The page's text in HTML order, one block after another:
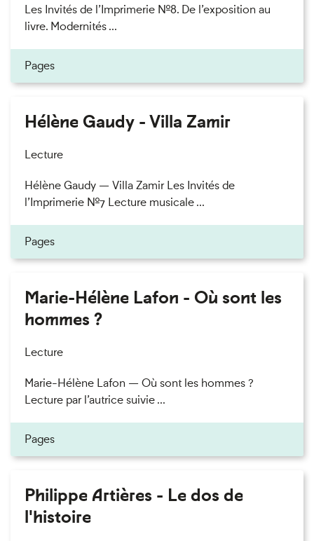
Les Invités de l’Imprimerie n°8. De l’exposition au
livre. Modernités ...
Pages
Hélène Gaudy - Villa Zamir
Lecture
Hélène Gaudy — Villa Zamir Les Invités de
l’Imprimerie n°7 Lecture musicale ...
Pages
Marie-Hélène Lafon - Où sont les
hommes ?
Lecture
Marie-Hélène Lafon — Où sont les hommes ?
Lecture par l’autrice suivie ...
Pages
Philippe Artières - Le dos de
l'histoire